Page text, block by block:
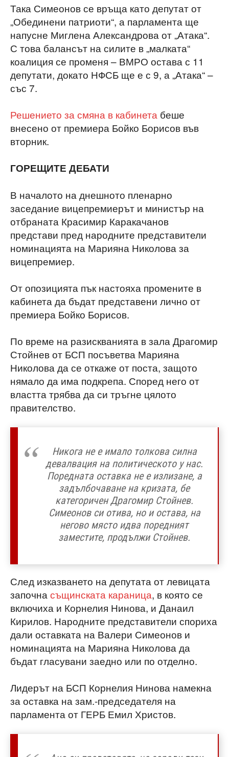
Така Симеонов се връща като депутат от
„Обединени патриоти“, а парламента ще
напусне Миглена Александрова от „Атака“.
С това балансът на силите в „малката“
коалиция се променя – ВМРО остава с 11
депутати, докато НФСБ ще е с 9, а „Атака“ –
със 7.
Решението за смяна в кабинета беше
внесено от премиера Бойко Борисов във
вторник.
ГОРЕЩИТЕ ДЕБАТИ
В началото на днешното пленарно
заседание вицепремиерът и министър на
отбраната Красимир Каракачанов
представи пред народните представители
номинацията на Марияна Николова за
вицепремиер.
От опозицията пък настояха промените в
кабинета да бъдат представени лично от
премиера Бойко Борисов.
По време на разискванията в зала Драгомир
Стойнев от БСП посъветва Марияна
Николова да се откаже от поста, защото
нямало да има подкрепа. Според него от
властта трябва да си тръгне цялото
правителство.
Никога не е имало толкова силна
девалвация на политическото у нас.
Поредната оставка не е излизане, а
задълбочаване на кризата, бе
категоричен Драгомир Стойнев.
Симеонов си отива, но и остава, на
негово място идва поредният
заместите, продължи Стойнев.
След изказването на депутата от левицата
започна същинската караница, в която се
включиха и Корнелия Нинова, и Данаил
Кирилов. Народните представители спориха
дали оставката на Валери Симеонов и
номинацията на Марияна Николова да
бъдат гласувани заедно или по отделно.
Лидерът на БСП Корнелия Нинова намекна
за оставка на зам.-председателя на
парламента от ГЕРБ Емил Христов.